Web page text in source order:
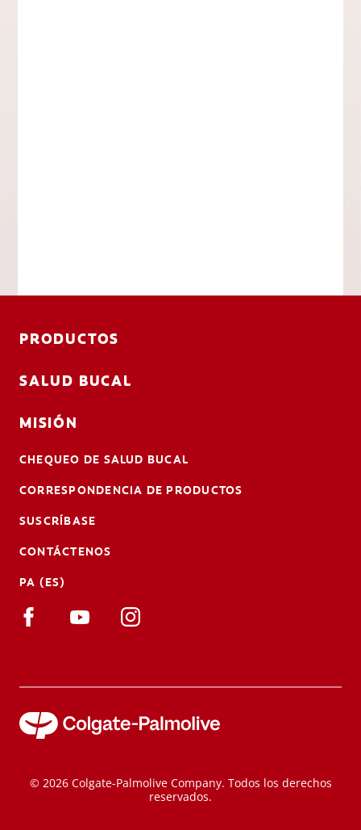
PRODUCTOS
SALUD BUCAL
MISIÓN
CHEQUEO DE SALUD BUCAL
CORRESPONDENCIA DE PRODUCTOS
SUSCRÍBASE
CONTÁCTENOS
PA (ES)
© 2026 Colgate-Palmolive Company. Todos los derechos
reservados.